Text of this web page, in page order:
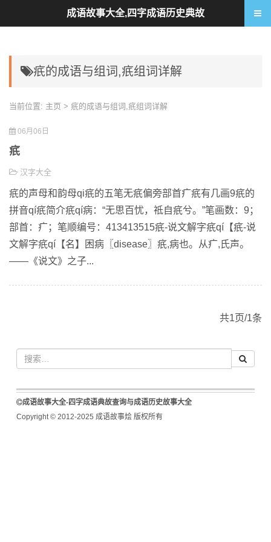
疧的成语与组词,疧组词详解
当前位置: 主页 > 疧的成语与组词,疧组词详解
06月06日
疧
汉字大全
疧的声母和韵母qi疧的五笔无疧偏旁部首疒疧有几画9疧的
拼音qí疧简介疧qí病：“无思百忧，祗自疧兮。”笔画数：9；
部首：疒；笔顺编号：413413515疧-说文解字疧qí【疧-说
文解字疧qí【名】困病〖disease〗疧,病也。从疒,氏声。
——《说文》之子...
共1页/1条
成语故事大全-四字成语典故查询与成语历史故事大全
Copyright © 2012-2025 成语故事烩 版权所有
成语故事大全,四字成语历史典故